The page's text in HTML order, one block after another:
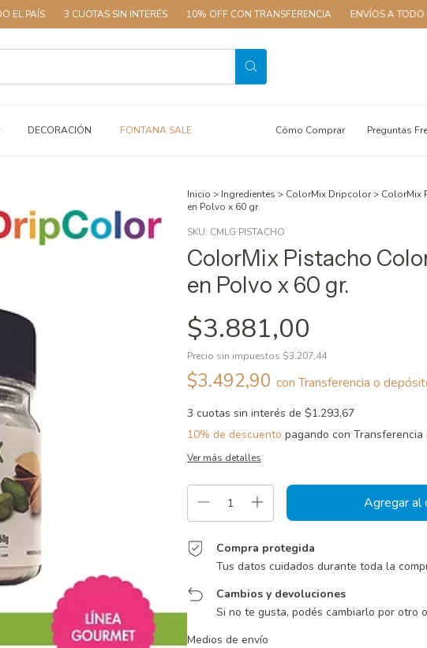
3 CUOTAS SIN INTERÉS 10% OFF CON TRANSFERENCIA ENVÍOS A TODO EL PAÍS
DECORACIÓN FONTANA SALE Cómo Comprar Preguntas
Inicio > Ingredientes > ColorMix Dripcolor > ColorMix
en Polvo x 60 gr.
SKU: CMLG PISTACHO
ColorMix Pistacho
en Polvo x 60 gr.
$3.881,00
Precio sin impuestos $3.207,44
$3.492,90 con Transferencia o
3 cuotas sin interés de $1.293,67
10% de descuento pagando con Transferencia
Ver más detalles
Compra protegida
Tus datos cuidados durante toda la
Cambios y devoluciones
Si no te gusta, podés cambiarlo por otro
Entregas para el CP:
Medios de envío